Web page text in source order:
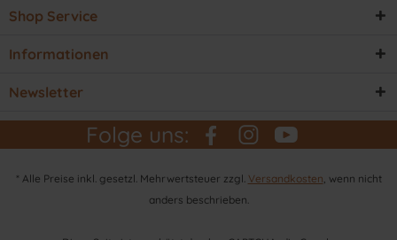
Shop Service
Informationen
Newsletter
Folge uns:
* Alle Preise inkl. gesetzl. Mehrwertsteuer zzgl. Versandkosten , wenn nicht
anders beschrieben.